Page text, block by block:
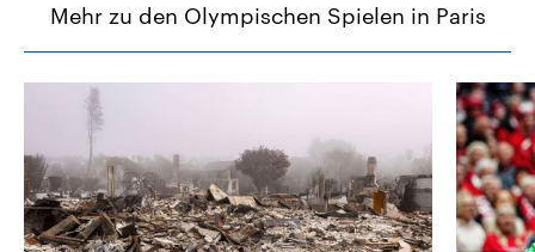
Mehr zu den Olympischen Spielen in Paris